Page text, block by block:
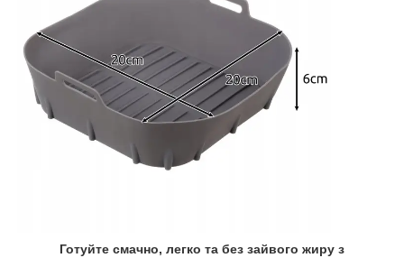
Готуйте смачно, легко та без зайвого жиру з